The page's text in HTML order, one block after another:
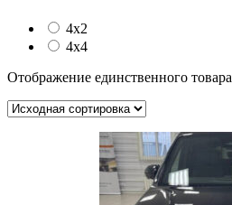
4х2
4х4
Отображение единственного товара